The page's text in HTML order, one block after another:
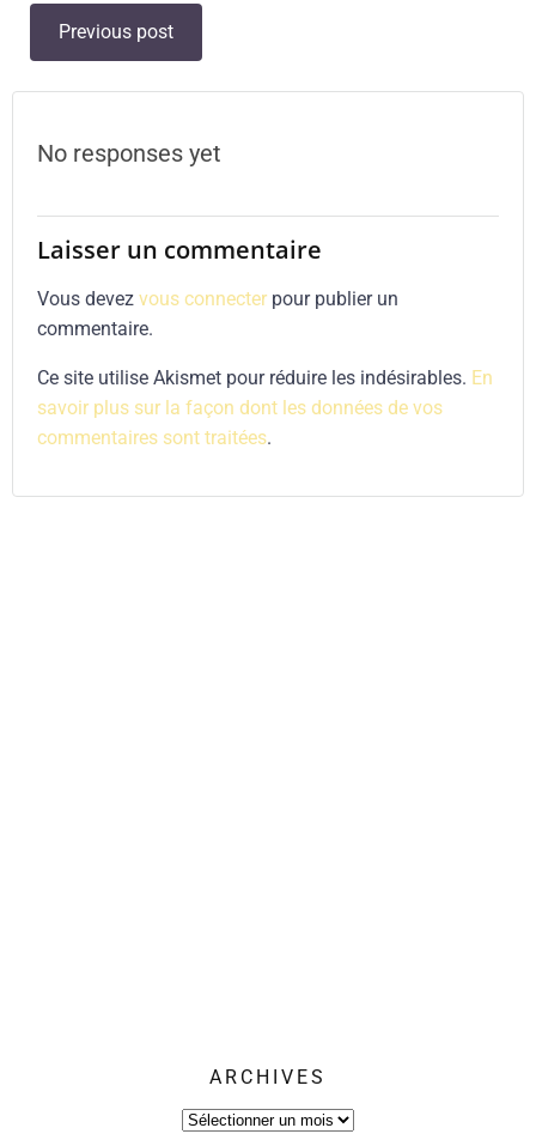
Post
navigation
Previous post
No responses yet
Laisser un commentaire
Vous devez vous connecter pour publier un
commentaire.
Ce site utilise Akismet pour réduire les indésirables. En
savoir plus sur la façon dont les données de vos
commentaires sont traitées.
ARCHIVES
Archives